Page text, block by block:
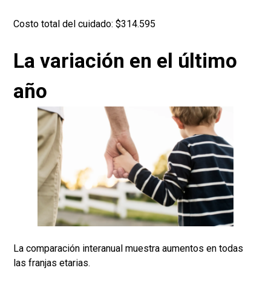
Costo total del cuidado: $314.595
La variación en el último
año
La comparación interanual muestra aumentos en todas
las franjas etarias.